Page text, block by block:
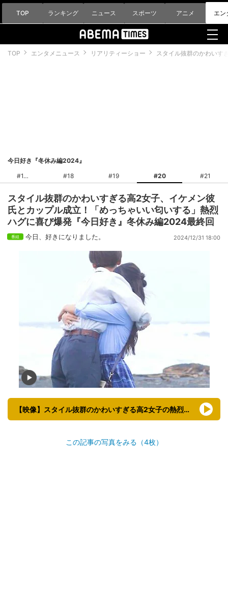
TOP ランキング ニュース スポーツ アニメ エン
TOP エンタメニュース リアリティーショー スタイル抜群のかわいす
今日好き『冬休み編2024』
#1
#18 #19 #20 #21
スタイル抜群のかわいすぎる高2女子、イケメン彼
氏とカップル成立！「めっちゃいい匂いする」熱烈
ハグに喜び爆発『今日好き』冬休み編2024最終回
今日、好きになりました。 2024/12/31 18:00
【映像】スタイル抜群のかわいすぎる高2女子の熱烈ハグ
この記事の写真をみる（4枚）